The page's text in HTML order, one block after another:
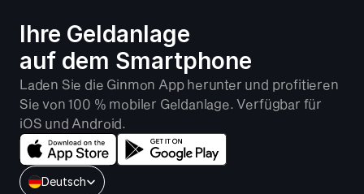
Ihre Geldanlage
auf dem Smartphone
Laden Sie die Ginmon App herunter und profitieren
Sie von 100 % mobiler Geldanlage. Verfügbar für
iOS und Android.
Select Language
Deutsch